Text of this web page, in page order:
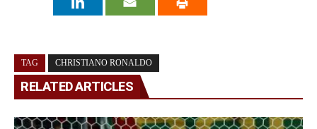
TAG CHRISTIANO RONALDO
RELATED ARTICLES